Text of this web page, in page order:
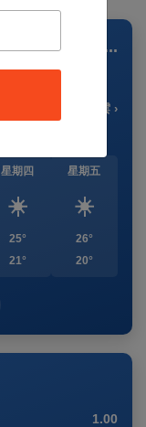
...
🌡️ 晴朗偶有雲 ›
星期四
☀️
25°
21°
星期五
☀️
26°
20°
1.00